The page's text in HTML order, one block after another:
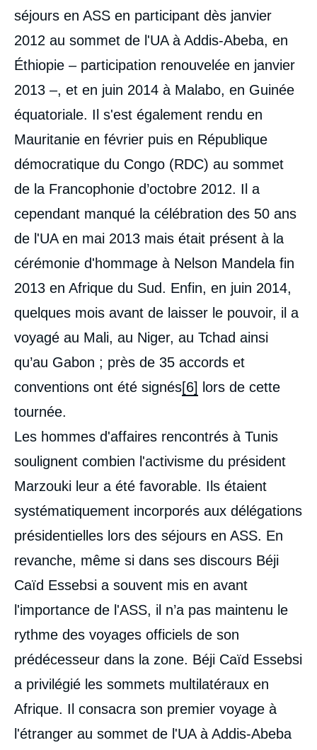
séjours en ASS en participant dès janvier
2012 au sommet de l'UA à Addis-Abeba, en
Éthiopie ­– participation renouvelée en janvier
2013 –, et en juin 2014 à Malabo, en Guinée
équatoriale. Il s'est également rendu en
Mauritanie en février puis en République
démocratique du Congo (RDC) au sommet
de la Francophonie d’octobre 2012. Il a
cependant manqué la célébration des 50 ans
de l'UA en mai 2013 mais était présent à la
cérémonie d'hommage à Nelson Mandela fin
2013 en Afrique du Sud. Enfin, en juin 2014,
quelques mois avant de laisser le pouvoir, il a
voyagé au Mali, au Niger, au Tchad ainsi
qu’au Gabon ; près de 35 accords et
conventions ont été signés[6] lors de cette
tournée.
Les hommes d'affaires rencontrés à Tunis
soulignent combien l'activisme du président
Marzouki leur a été favorable. Ils étaient
systématiquement incorporés aux délégations
présidentielles lors des séjours en ASS. En
revanche, même si dans ses discours Béji
Caïd Essebsi a souvent mis en avant
l'importance de l'ASS, il n’a pas maintenu le
rythme des voyages officiels de son
prédécesseur dans la zone. Béji Caïd Essebsi
a privilégié les sommets multilatéraux en
Afrique. Il consacra son premier voyage à
l'étranger au sommet de l'UA à Addis-Abeba